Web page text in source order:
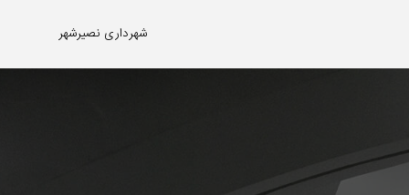
شهرداری نصیرشهر